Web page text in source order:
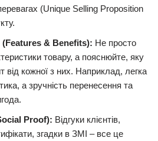
(Unique Selling Proposition
& Benefits): Не просто
товару, а пояснюйте, яку
від кожної з них. Наприклад, легка
а зручність перенесення та
Proof): Відгуки клієнтів,
згадки в ЗМІ – все це